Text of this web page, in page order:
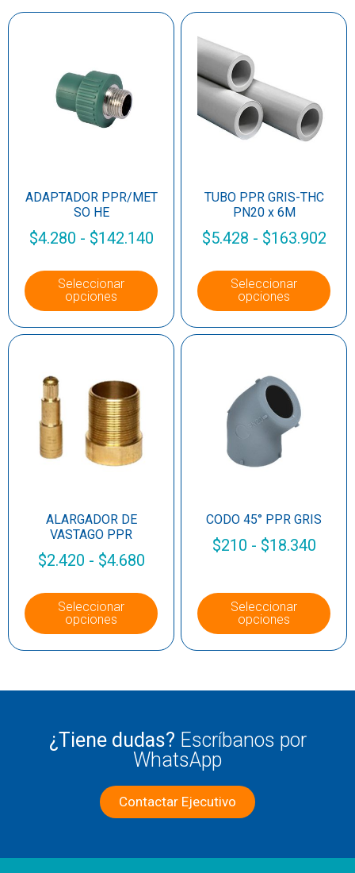
ADAPTADOR PPR/MET
SO HE
$4.280 - $142.140
Seleccionar
opciones
TUBO PPR GRIS-THC
PN20 x 6M
$5.428 - $163.902
Seleccionar
opciones
ALARGADOR DE
VASTAGO PPR
$2.420 - $4.680
Seleccionar
opciones
CODO 45° PPR GRIS
$210 - $18.340
Seleccionar
opciones
¿Tiene dudas? Escríbanos por
WhatsApp
Contactar Ejecutivo